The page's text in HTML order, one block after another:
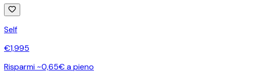
Self
€1,995
Risparmi ~0,65€ a pieno